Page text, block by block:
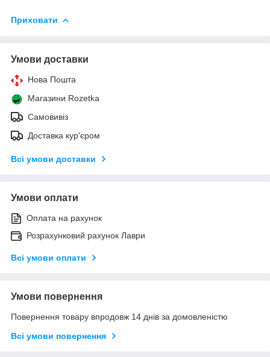
Приховати
Умови доставки
Нова Пошта
Магазини Rozetka
Самовивіз
Доставка кур'єром
Всі умови доставки
Умови оплати
Оплата на рахунок
Розрахунковий рахунок Лаври
Всі умови оплати
Умови повернення
Повернення товару впродовж 14 днів за домовленістю
Всі умови повернення